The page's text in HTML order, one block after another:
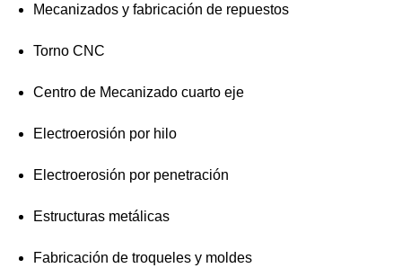
Mecanizados y fabricación de repuestos
Torno CNC
Centro de Mecanizado cuarto eje
Electroerosión por hilo
Electroerosión por penetración
Estructuras metálicas
Fabricación de troqueles y moldes